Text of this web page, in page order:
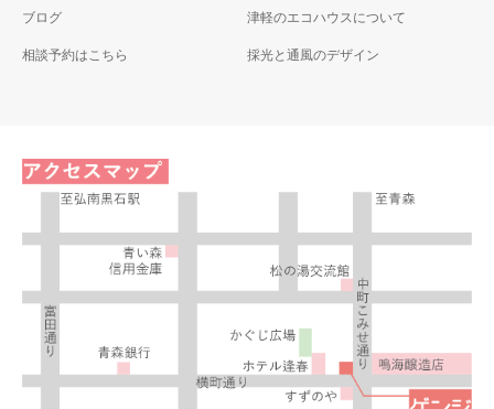
の担当作品
の担当作品
ブログ
相談予約はこちら
津軽のエコハウスについて
採光と通風のデザイン